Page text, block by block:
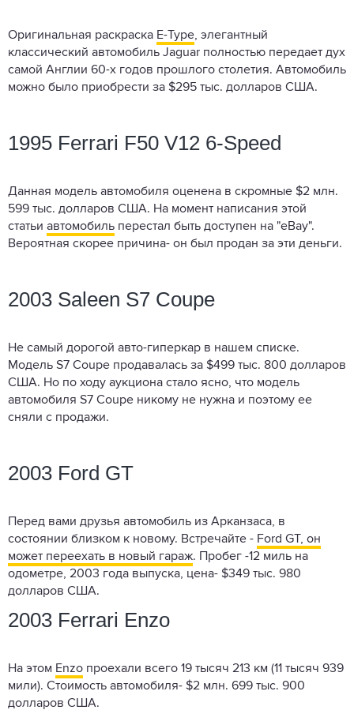
Оригинальная раскраска E-Type, элегантный
классический автомобиль Jaguar полностью передает дух
самой Англии 60-х годов прошлого столетия. Автомобиль
можно было приобрести за $295 тыс. долларов США.
1995 Ferrari F50 V12 6-Speed
Данная модель автомобиля оценена в скромные $2 млн.
599 тыс. долларов США. На момент написания этой
статьи автомобиль перестал быть доступен на "eBay".
Вероятная скорее причина- он был продан за эти деньги.
2003 Saleen S7 Coupe
Не самый дорогой авто-гиперкар в нашем списке.
Модель S7 Coupe продавалась за $499 тыс. 800 долларов
США. Но по ходу аукциона стало ясно, что модель
автомобиля S7 Coupe никому не нужна и поэтому ее
сняли с продажи.
2003 Ford GT
Перед вами друзья автомобиль из Арканзаса, в
состоянии близком к новому. Встречайте - Ford GT, он
может переехать в новый гараж. Пробег -12 миль на
одометре, 2003 года выпуска, цена- $349 тыс. 980
долларов США.
2003 Ferrari Enzo
На этом Enzo проехали всего 19 тысяч 213 км (11 тысяч 939
мили). Стоимость автомобиля- $2 млн. 699 тыс. 900
долларов США.